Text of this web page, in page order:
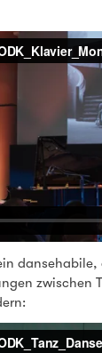
zwischen